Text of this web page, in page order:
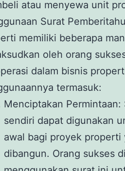
atau menyewa unit
Surat
memiliki beberapa
oleh orang
dalam bisnis
termasuk:
Menciptakan
sendiri dapat digunakan
awal bagi proyek properti
dibangun. Orang sukses